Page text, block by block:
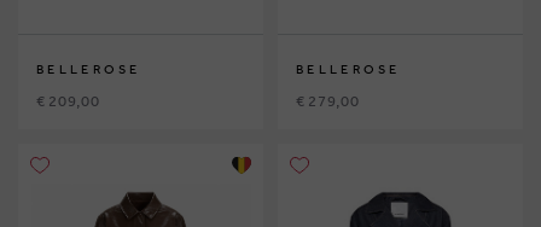
BELLEROSE
€ 209,00
BELLEROSE
€ 279,00